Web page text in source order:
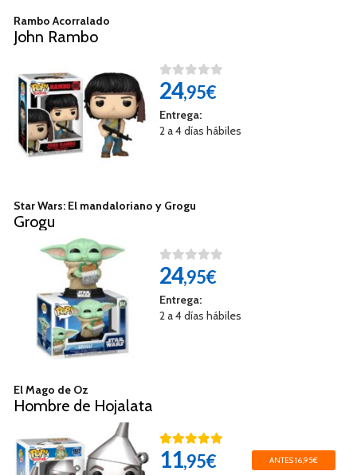
Rambo Acorralado
John Rambo
24,95€
Entrega:
2 a 4 días hábiles
Star Wars: El mandaloriano y Grogu
Grogu
24,95€
Entrega:
2 a 4 días hábiles
El Mago de Oz
Hombre de Hojalata
11,95€ ANTES 16,95€